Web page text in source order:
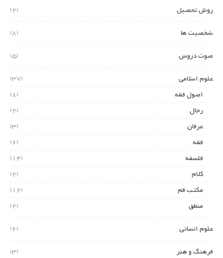
روش تحصیل
(2)
شخصیت ها
(8)
صوت دروس
(5)
علوم اسلامی
(37)
اصول فقه
(8)
رجال
(2)
عرفان
(3)
فقه
(6)
فلسفه
(14)
کلام
(2)
مکتب قم
(12)
منطق
(2)
علوم انسانی
(6)
فرهنگ و هنر
(3)